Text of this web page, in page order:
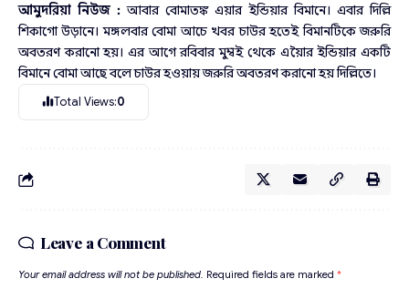
আমুদরিয়া নিউজ : আবার বোমাতঙ্ক এয়ার ইন্ডিয়ার বিমানে। এবার দিল্লি
শিকাগো উড়ানে। মঙ্গলবার বোমা আচে খবর চাউর হতেই বিমানটিকে জরুরি
অবতরণ করানো হয়। এর আগে রবিবার মুম্বই থেকে এয়ৈার ইন্ডিয়ার একটি
বিমানে বোমা আছে বলে চাউর হওয়ায় জরুরি অবতরণ করানো হয় দিল্লিতে।
Total Views:0
Leave a Comment
Your email address will not be published. Required fields are marked *